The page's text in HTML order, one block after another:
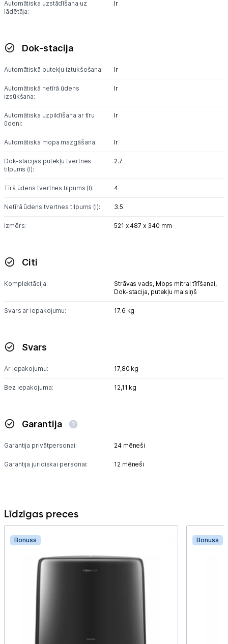
Automātiska uzstādīšana uz
lādētāja:
Ir
Dok-stacija
Automātiskā putekļu iztukšošana: Ir
Automātiskā netīrā ūdens
izsūkšana:
Ir
Automātiska uzpildīšana ar tīru
ūdeni:
Ir
Automātiska mopa mazgāšana: Ir
Dok-stacijas putekļu tvertnes
tilpums (l):
2.7
Tīrā ūdens tvertnes tilpums (l): 4
Netīrā ūdens tvertnes tilpums (l): 3.5
Izmērs: 521 x 487 x 340 mm
Citi
Komplektācija: Strāvas vads, Mops mitrai tīrīšanai,
Dok-stacija, putekļu maisiņš
Svars ar iepakojumu: 17.6 kg
Svars
Ar iepakojumu: 17,80 kg
Bez iepakojuma: 12,11 kg
Garantija
Garantija privātpersonai: 24 mēneši
Garantija juridiskai personai: 12 mēneši
Līdzīgas preces
Bonuss Bonuss